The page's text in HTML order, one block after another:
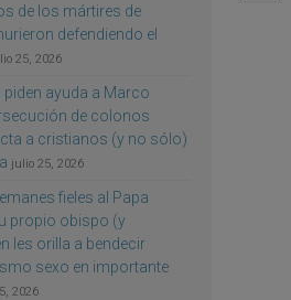
de los mártires de
defendiendo el
25, 2026
ayuda a Marco
de colonos
a cristianos (y no sólo)
julio 25, 2026
fieles al Papa
propio obispo (y
les orilla a bendecir
sexo en importante
2026